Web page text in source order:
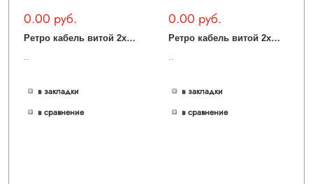
0.00 руб.
Р
етро кабель витой 2х1,5 (итальянский орех) Ретро кабель витой 2х1,5 (итальянский орех)
..
в закладки
в сравнение
0.00 руб.
Р
етро кабель витой 2х1,5 (медный) Ретро кабель витой 2х1,5 (медный)
..
в закладки
в сравнение